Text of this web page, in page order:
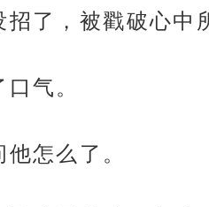
招了，被戳破心中
气。
怎么了。